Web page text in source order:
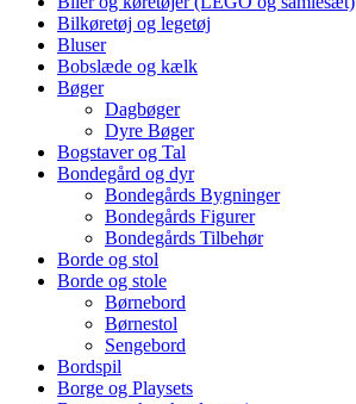
Bilkøretøj og legetøj
Bluser
Bobslæde og kælk
Bøger
Dagbøger
Dyre Bøger
Bogstaver og Tal
Bondegård og dyr
Bondegårds Bygninger
Bondegårds Figurer
Bondegårds Tilbehør
Borde og stol
Borde og stole
Børnebord
Børnestol
Sengebord
Bordspil
Borge og Playsets